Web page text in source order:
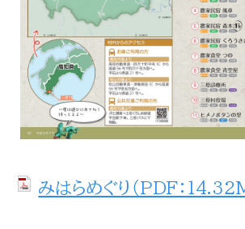
みはらめぐり（PDF：